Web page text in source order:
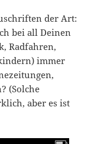
der Art:
bei all Deinen
Radfahren,
immer
(Solche
aber es ist